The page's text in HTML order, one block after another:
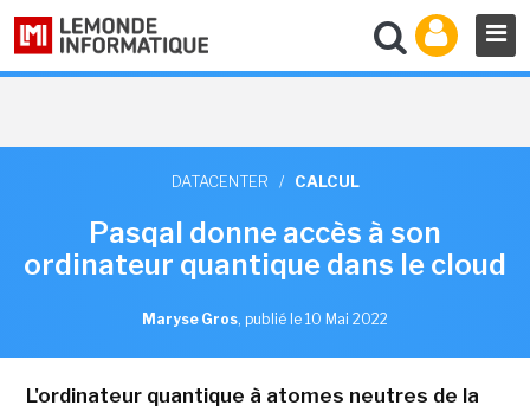
DATACENTER / CALCUL
Pasqal donne accès à son
ordinateur quantique dans le cloud
Maryse Gros, publié le 10 Mai 2022
L'ordinateur quantique à atomes neutres de la